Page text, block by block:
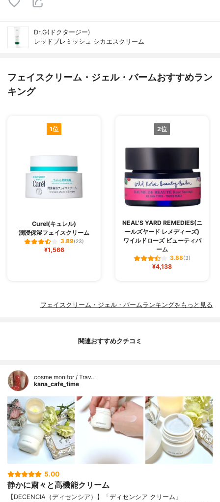
Dr.G(ドクタージー)
レッドブレミッシュ シカエスクリーム
フェイスクリーム・ジェル・バームおすすめラン
キング
1位
Curel(キュレル)
潤浸保湿フェイスクリーム
3.89(23)
¥1,566
2位
NEAL'S YARD REMEDIES(ニ
ールズヤード レメディーズ)
ワイルドローズ ビューティバ
ーム
3.88(3)
¥4,138
フェイスクリーム・ジェル・バームランキングをもっと見る
関連おすすめクチコミ
cosme monitor / Trav…
kana_cafe_time
5.00
静かに粛々と高機能クリーム
【DECENCIA（ディセンシア）】「ディセンシア クリーム」